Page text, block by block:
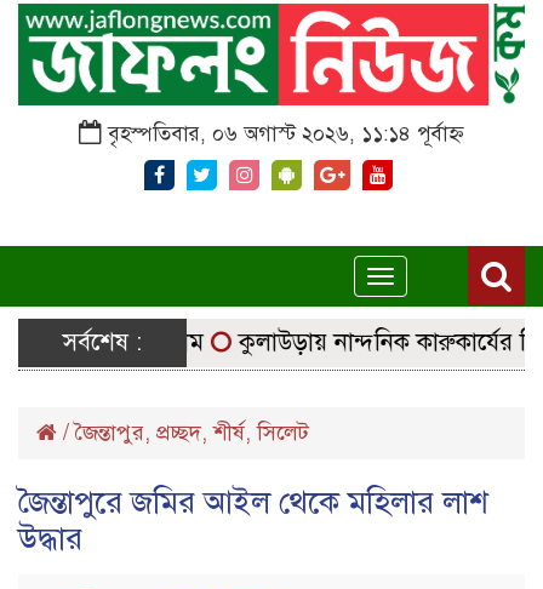
বৃহস্পতিবার, ০৬ অগাস্ট ২০২৬, ১১:১৪ পূর্বাহ্ন
Toggle
navigation
সর্বশেষ :
সরঞ্জাম কুলাউড়ায় নান্দনিক কারুকার্যের শিব
/জৈন্তাপুর, প্রচ্ছদ,শীর্ষ,সিলেট
জৈন্তাপুরে জমির আইল থেকে মহিলার লাশ
উদ্ধার